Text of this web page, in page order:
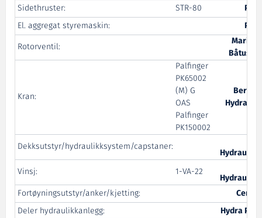
Sidethruster:
STR-80
PMH
El. aggregat styremaskin:
PMH
Rotorventil:
Maritim
Båtustyr
Kran:
Palfinger
PK65002
(M) G
OAS
Palfinger
PK150002
Bergen
Hydraulic
Dekksutstyr/hydraulikksystem/capstaner:
Hydraulikk
Vinsj:
1-VA-22
Hydraulikk
Fortøyningsutstyr/anker/kjetting:
Certex
Deler hydraulikkanlegg:
Hydra Pipe